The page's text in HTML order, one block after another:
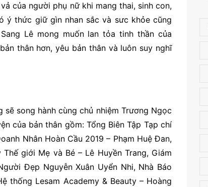
của người phụ nữ khi mang thai, sinh con,
ý thức giữ gìn nhan sắc và sưc khỏe cũng
Lê mong muốn lan tỏa tinh thần của
thân hơn, yêu bản thân và luôn suy nghĩ
song hành cùng chủ nhiệm Trương Ngọc
của bản thân gồm: Tổng Biên Tập Tạp chí
Nhân Hoàn Cầu 2019 – Phạm Huệ Đan,
giới Mẹ và Bé – Lê Huyền Trang, Giám
Đẹp Nguyễn Xuân Uyển Nhi, Nhà Báo
thống Lesam Academy & Beauty – Hoàng